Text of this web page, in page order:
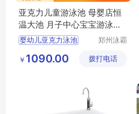
亚克力儿童游泳池 母婴店恒
温大池 月子中心宝宝游泳浴
盆 水疗浴缸
婴幼儿亚克力泳池
亚克力宝宝泳池
郑州泳霸
有限公司
￥ 1090.00 拨打电话